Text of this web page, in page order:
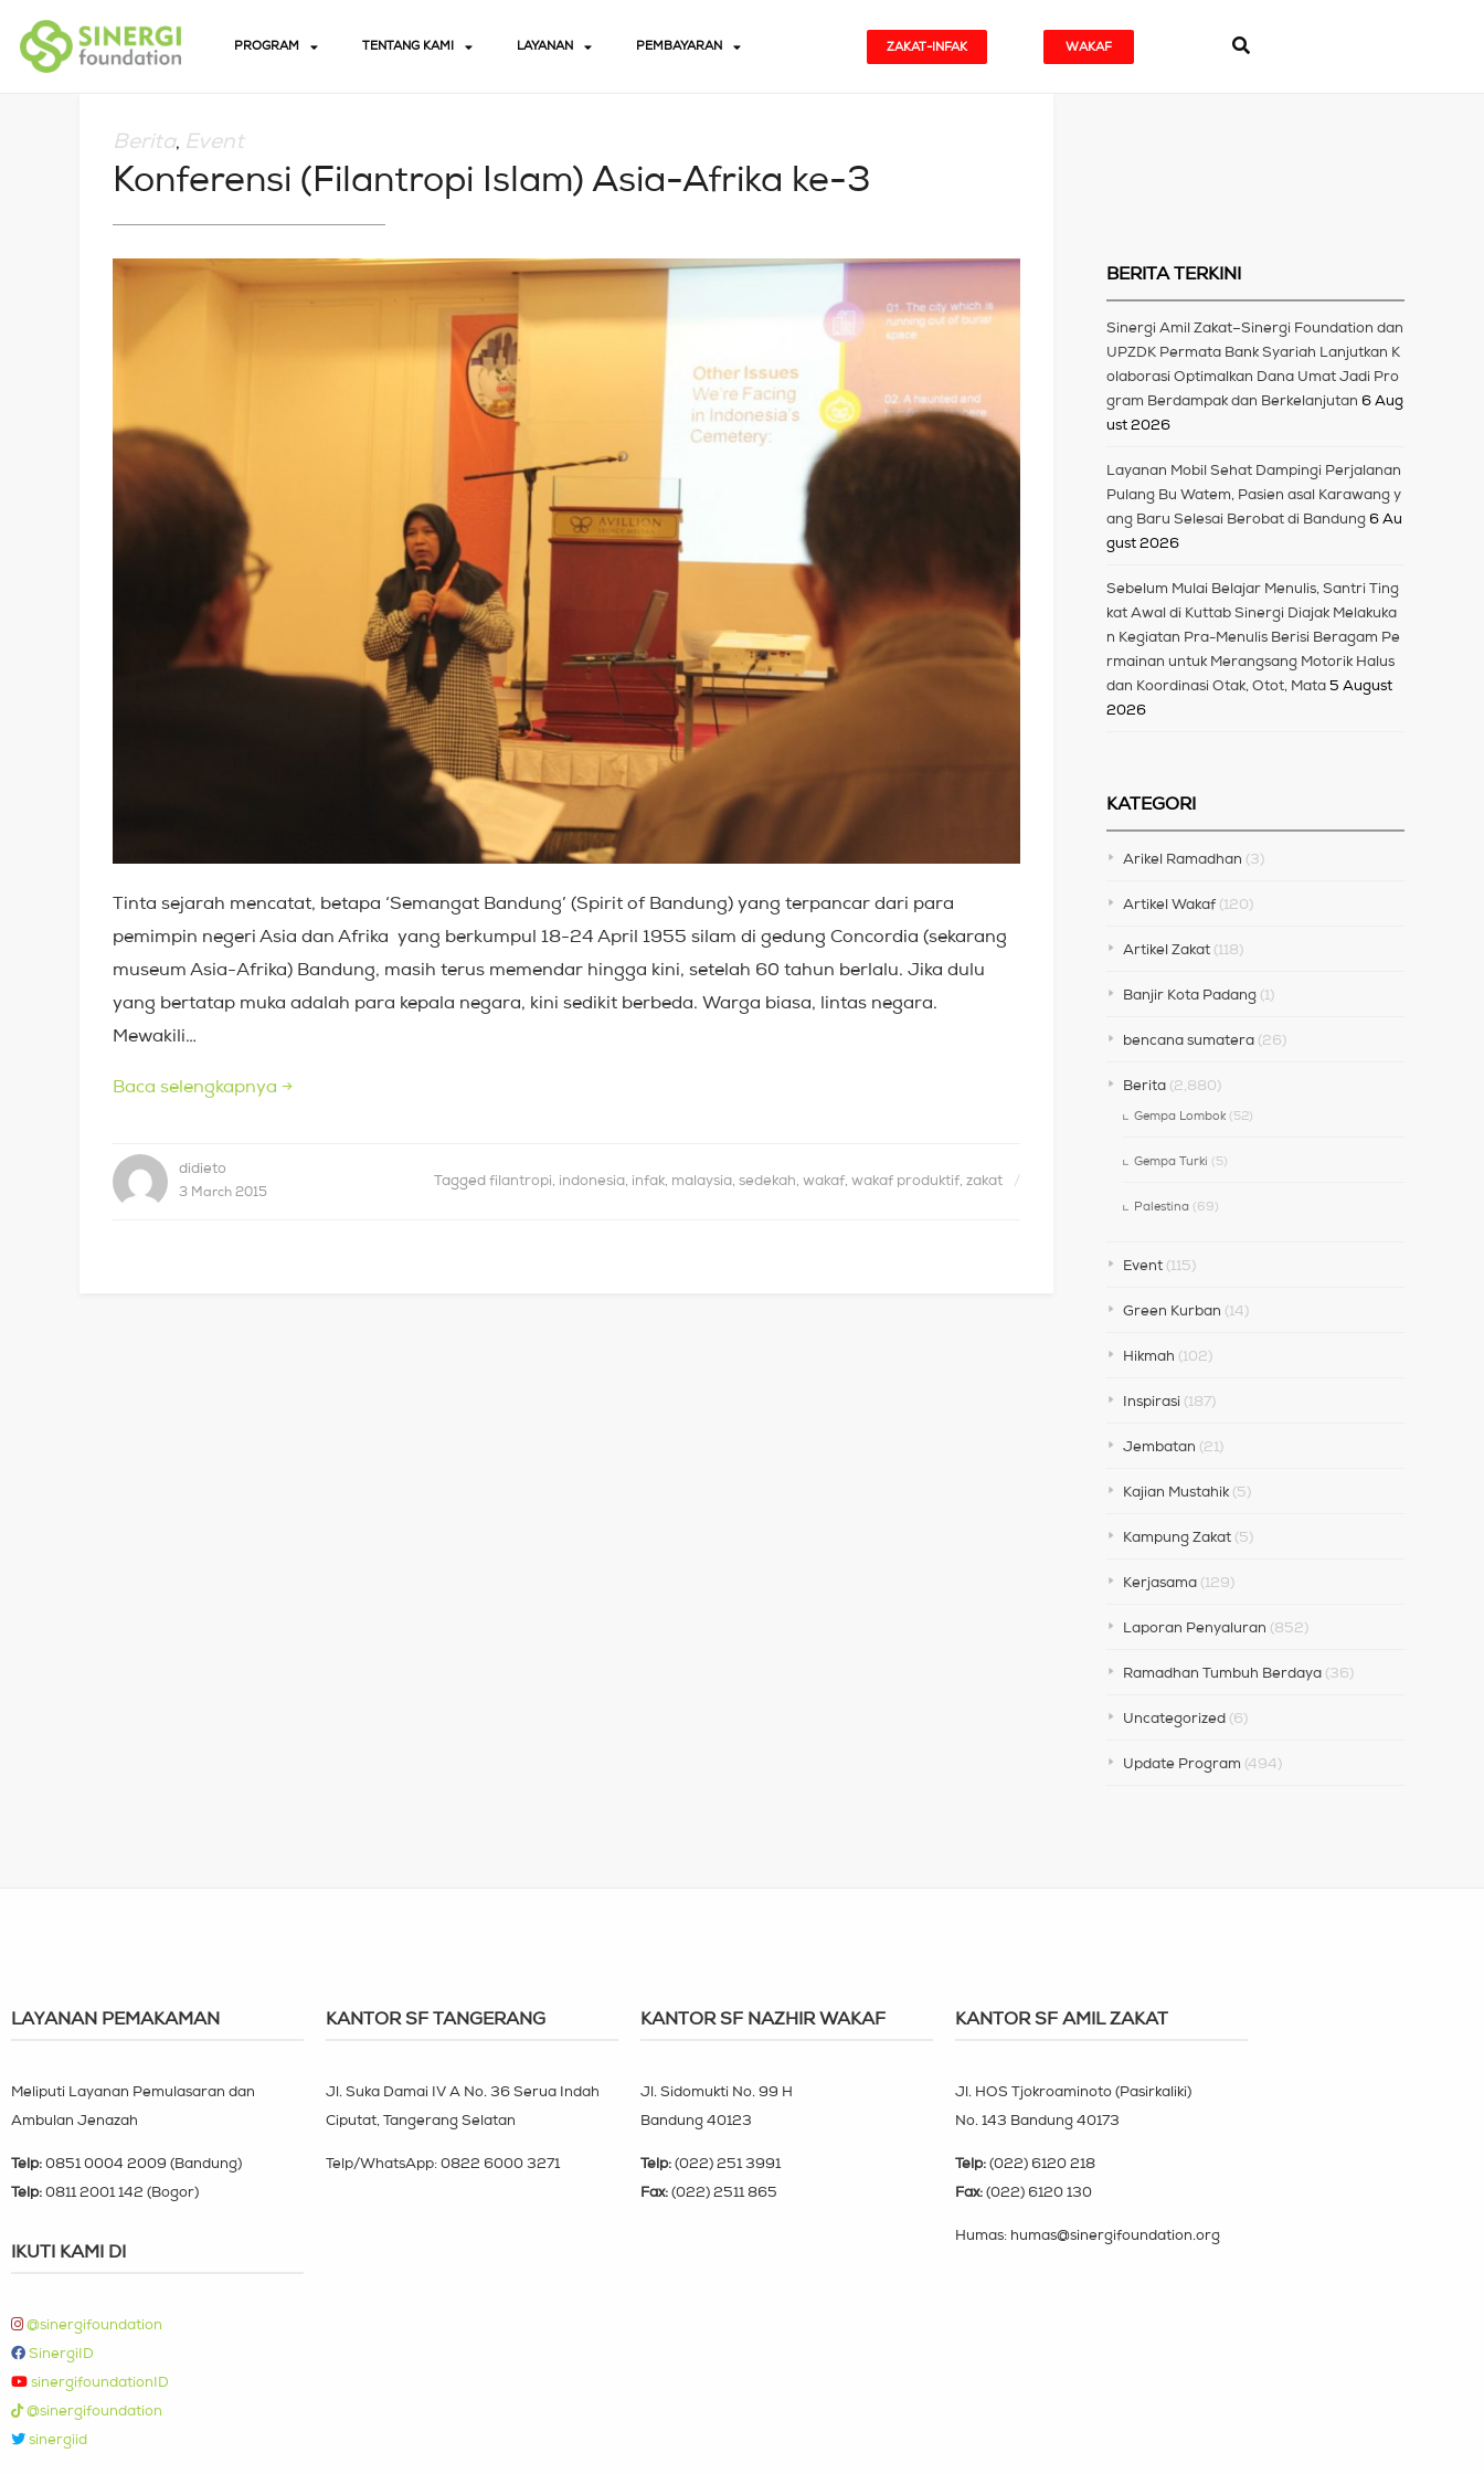
PROGRAM TENTANG KAMI LAYANAN PEMBAYARAN ZAKAT-INFAK WAKAF
Berita, Event
Konferensi (Filantropi Islam) Asia-Afrika ke-3
Tinta sejarah mencatat, betapa ‘Semangat Bandung’ (Spirit of Bandung) yang terpancar dari para
pemimpin negeri Asia dan Afrika yang berkumpul 18-24 April 1955 silam di gedung Concordia (sekarang
museum Asia-Afrika) Bandung, masih terus memendar hingga kini, setelah 60 tahun berlalu. Jika dulu
yang bertatap muka adalah para kepala negara, kini sedikit berbeda. Warga biasa, lintas negara.
Mewakili…
Baca selengkapnya →
Tagged filantropi, indonesia, infak, malaysia, sedekah, wakaf, wakaf produktif, zakat
didieto
3 March 2015
BERITA TERKINI
Sinergi Amil Zakat–Sinergi Foundation dan
UPZDK Permata Bank Syariah Lanjutkan K
olaborasi Optimalkan Dana Umat Jadi Pro
gram Berdampak dan Berkelanjutan 6 Aug
ust 2026
Layanan Mobil Sehat Dampingi Perjalanan
Pulang Bu Watem, Pasien asal Karawang y
ang Baru Selesai Berobat di Bandung 6 Au
gust 2026
Sebelum Mulai Belajar Menulis, Santri Ting
kat Awal di Kuttab Sinergi Diajak Melakuka
n Kegiatan Pra-Menulis Berisi Beragam Pe
rmainan untuk Merangsang Motorik Halus
dan Koordinasi Otak, Otot, Mata 5 August
2026
KATEGORI
Arikel Ramadhan (3)
Artikel Wakaf (120)
Artikel Zakat (118)
Banjir Kota Padang (1)
bencana sumatera (26)
Berita (2,880)
Gempa Lombok (52)
Gempa Turki (5)
Palestina (69)
Event (115)
Green Kurban (14)
Hikmah (102)
Inspirasi (187)
Jembatan (21)
Kajian Mustahik (5)
Kampung Zakat (5)
Kerjasama (129)
Laporan Penyaluran (852)
Ramadhan Tumbuh Berdaya (36)
Uncategorized (6)
Update Program (494)
LAYANAN PEMAKAMAN
Meliputi Layanan Pemulasaran dan
Ambulan Jenazah
Telp: 0851 0004 2009 (Bandung)
Telp: 0811 2001 142 (Bogor)
IKUTI KAMI DI
@sinergifoundation
SinergiID
sinergifoundationID
@sinergifoundation
sinergiid
KANTOR SF TANGERANG
Jl. Suka Damai IV A No. 36 Serua Indah
Ciputat, Tangerang Selatan
Telp/WhatsApp: 0822 6000 3271
KANTOR SF NAZHIR WAKAF
Jl. Sidomukti No. 99 H
Bandung 40123
Telp: (022) 251 3991
Fax: (022) 2511 865
KANTOR SF AMIL ZAKAT
Jl. HOS Tjokroaminoto (Pasirkaliki)
No. 143 Bandung 40173
Telp: (022) 6120 218
Fax: (022) 6120 130
Humas: humas@sinergifoundation.org